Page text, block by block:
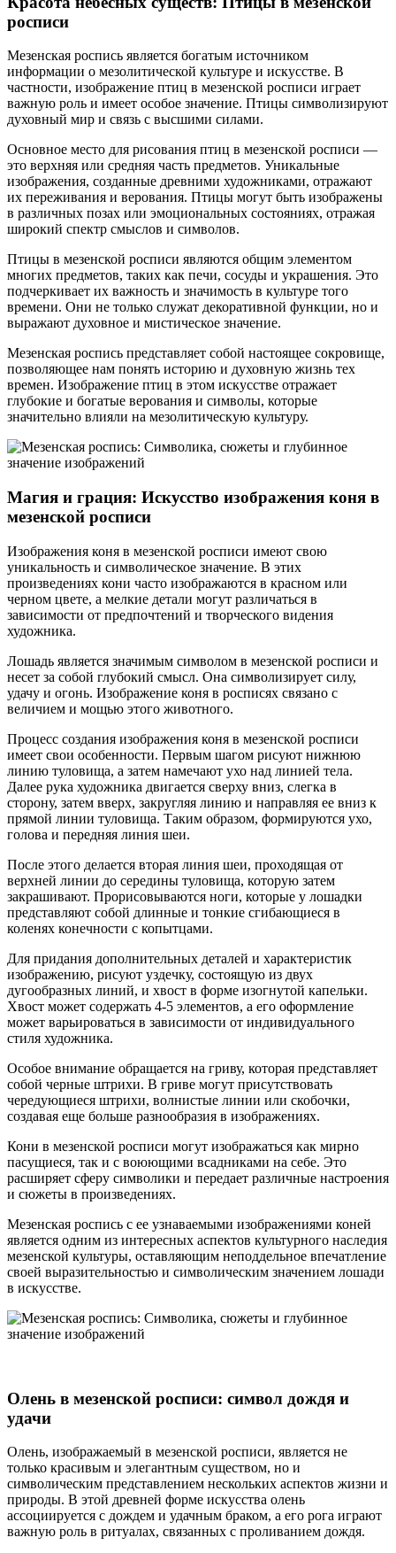
росписи
Мезенская роспись является богатым источником
информации о мезолитической культуре и искусстве. В
частности, изображение птиц в мезенской росписи играет
важную роль и имеет особое значение. Птицы символизируют
духовный мир и связь с высшими силами.
Основное место для рисования птиц в мезенской росписи —
это верхняя или средняя часть предметов. Уникальные
изображения, созданные древними художниками, отражают
их переживания и верования. Птицы могут быть изображены
в различных позах или эмоциональных состояниях, отражая
широкий спектр смыслов и символов.
Птицы в мезенской росписи являются общим элементом
многих предметов, таких как печи, сосуды и украшения. Это
подчеркивает их важность и значимость в культуре того
времени. Они не только служат декоративной функции, но и
выражают духовное и мистическое значение.
Мезенская роспись представляет собой настоящее сокровище,
позволяющее нам понять историю и духовную жизнь тех
времен. Изображение птиц в этом искусстве отражает
глубокие и богатые верования и символы, которые
значительно влияли на мезолитическую культуру.
Магия и грация: Искусство изображения коня в
мезенской росписи
Изображения коня в мезенской росписи имеют свою
уникальность и символическое значение. В этих
произведениях кони часто изображаются в красном или
черном цвете, а мелкие детали могут различаться в
зависимости от предпочтений и творческого видения
художника.
Лошадь является значимым символом в мезенской росписи и
несет за собой глубокий смысл. Она символизирует силу,
удачу и огонь. Изображение коня в росписях связано с
величием и мощью этого животного.
Процесс создания изображения коня в мезенской росписи
имеет свои особенности. Первым шагом рисуют нижнюю
линию туловища, а затем намечают ухо над линией тела.
Далее рука художника двигается сверху вниз, слегка в
сторону, затем вверх, закругляя линию и направляя ее вниз к
прямой линии туловища. Таким образом, формируются ухо,
голова и передняя линия шеи.
После этого делается вторая линия шеи, проходящая от
верхней линии до середины туловища, которую затем
закрашивают. Прорисовываются ноги, которые у лошадки
представляют собой длинные и тонкие сгибающиеся в
коленях конечности с копытцами.
Для придания дополнительных деталей и характеристик
изображению, рисуют уздечку, состоящую из двух
дугообразных линий, и хвост в форме изогнутой капельки.
Хвост может содержать 4-5 элементов, а его оформление
может варьироваться в зависимости от индивидуального
стиля художника.
Особое внимание обращается на гриву, которая представляет
собой черные штрихи. В гриве могут присутствовать
чередующиеся штрихи, волнистые линии или скобочки,
создавая еще больше разнообразия в изображениях.
Кони в мезенской росписи могут изображаться как мирно
пасущиеся, так и с воюющими всадниками на себе. Это
расширяет сферу символики и передает различные настроения
и сюжеты в произведениях.
Мезенская роспись с ее узнаваемыми изображениями коней
является одним из интересных аспектов культурного наследия
мезенской культуры, оставляющим неподдельное впечатление
своей выразительностью и символическим значением лошади
в искусстве.
Олень в мезенской росписи: символ дождя и
удачи
Олень, изображаемый в мезенской росписи, является не
только красивым и элегантным существом, но и
символическим представлением нескольких аспектов жизни и
природы. В этой древней форме искусства олень
ассоциируется с дождем и удачным браком, а его рога играют
важную роль в ритуалах, связанных с проливанием дождя.